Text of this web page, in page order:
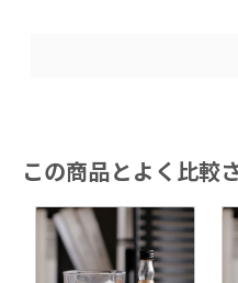
この商品とよく比較